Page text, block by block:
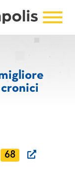
68